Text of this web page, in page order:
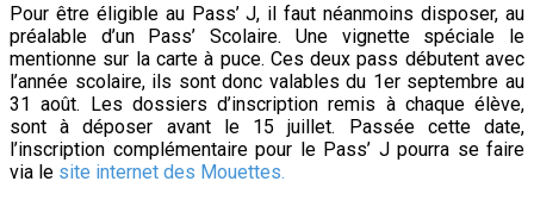
Pour être éligible au Pass’ J, il faut néanmoins disposer, au
préalable d’un Pass’ Scolaire. Une vignette spéciale le
mentionne sur la carte à puce. Ces deux pass débutent avec
l’année scolaire, ils sont donc valables du 1er septembre au
31 août. Les dossiers d’inscription remis à chaque élève,
sont à déposer avant le 15 juillet. Passée cette date,
l’inscription complémentaire pour le Pass’ J pourra se faire
via le site internet des Mouettes.